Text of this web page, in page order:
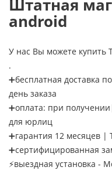
Штатная
android
У нас Вы можете купить
.
➕бесплатная доставка
день заказа
➕оплата: при
для юрлиц
➕гарантия 12 месяцев |
➕сертифицированная
⚡выездная установка -